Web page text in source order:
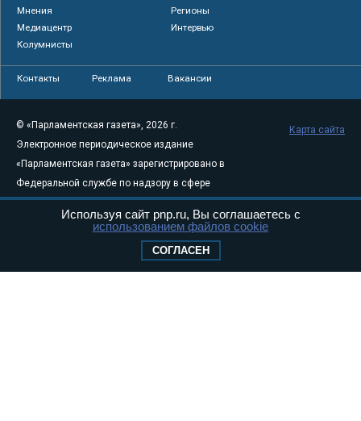
Мнения
Регионы
Медиацентр
Интервью
Колумнисты
Контакты Реклама Вакансии
© «Парламентская газета», 2026 г.
Электронное периодическое издание
«Парламентская газета» зарегистрировано в
Федеральной службе по надзору в сфере
связи, информационных технологий и
массовых коммуникаций (Роскомнадзор) 05
Свидетельство о регистрации Эл № ФС77-
Карта сайта
Используя сайт pnp.ru, Вы соглашаетесь с
использованием файлов cookie
СОГЛАСЕН